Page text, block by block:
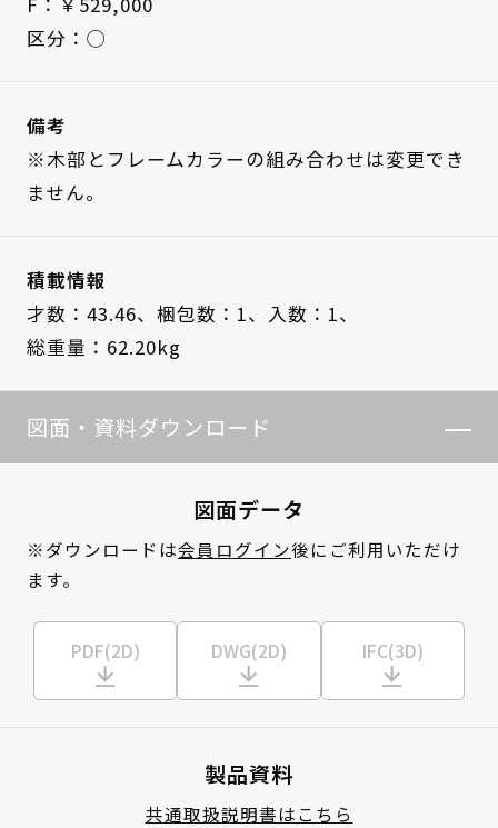
区分：◯
備考
※木部とフレームカラーの組み合わせは変更でき
ません。
積載情報
才数：43.46、 梱包数：1、 入数：1、
総重量：62.20kg
図面・資料ダウンロード
図面データ
※ダウンロードは会員ログイン後にご利用いただけ
ます。
PDF(2D) DWG(2D) IFC(3D)
製品資料
共通取扱説明書はこちら